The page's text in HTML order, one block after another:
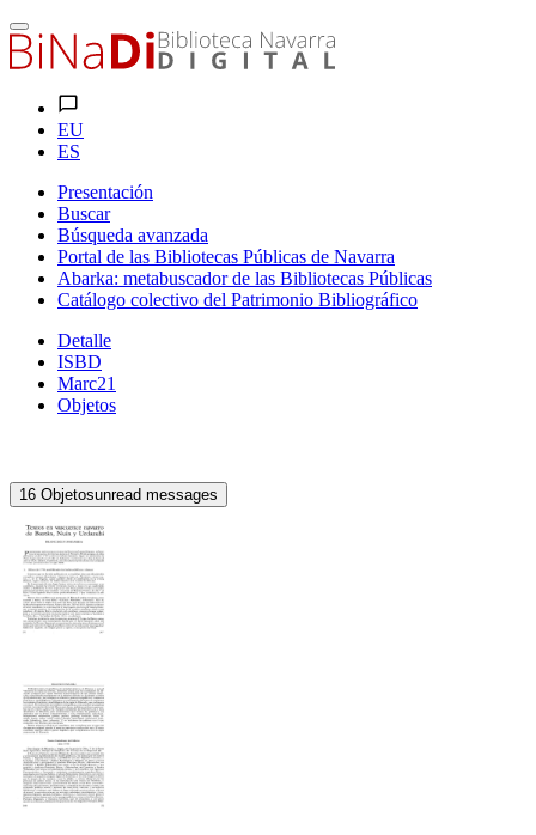
EU
ES
Presentación
Buscar
Búsqueda avanzada
Portal de las Bibliotecas Públicas de Navarra
Abarka: metabuscador de las Bibliotecas Públicas
Catálogo colectivo del Patrimonio Bibliográfico
Detalle
ISBD
Marc21
Objetos
16 Objetosunread messages